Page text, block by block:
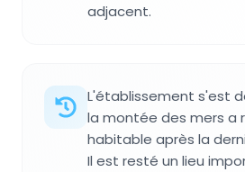
adjacent.
L'établissement s'est
la montée des mers a
habitable après la
Il est resté un lieu